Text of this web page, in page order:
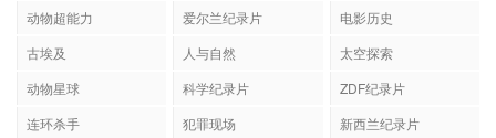
动物超能力
爱尔兰纪录片
电影历史
古埃及
人与自然
太空探索
动物星球
科学纪录片
ZDF纪录片
连环杀手
犯罪现场
新西兰纪录片